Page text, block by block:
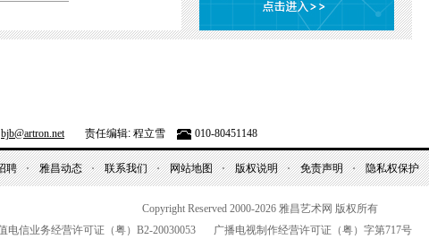
bjb@artron.net 责任编辑: 程立雪 010-80451148
聘 雅昌动态 联系我们 网站地图 版权说明 免责声明 隐私权保护
Copyright Reserved 2000-2026 雅昌艺术网 版权所有
电信业务经营许可证（粤） B2-20030053 广播电视制作经营许可证（粤）字第717号